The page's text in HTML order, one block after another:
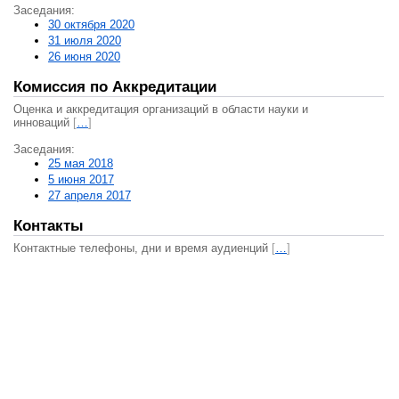
Заседания:
30 октября 2020
31 июля 2020
26 июня 2020
Комиссия по Аккредитации
Оценка и аккредитация организаций в области науки и
инноваций […]
Заседания:
25 мая 2018
5 июня 2017
27 апреля 2017
Контакты
Контактные телефоны, дни и время аудиенций […]